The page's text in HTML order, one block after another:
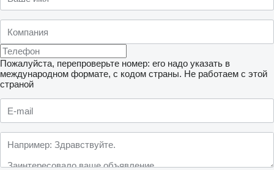
Пожалуйста, перепроверьте номер: его надо указать в
международном формате, с кодом страны. Не работаем с этой
страной